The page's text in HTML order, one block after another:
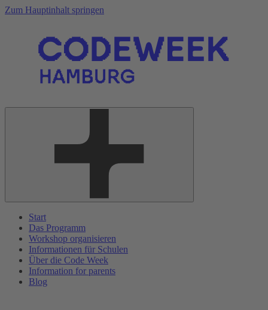
Zum Hauptinhalt springen
Start
Das Programm
Workshop organisieren
Informationen für Schulen
Über die Code Week
Information for parents
Blog